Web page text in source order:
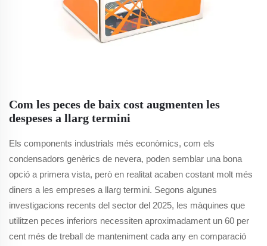
Com les peces de baix cost augmenten les
despeses a llarg termini
Els components industrials més econòmics, com els
condensadors genèrics de nevera, poden semblar una bona
opció a primera vista, però en realitat acaben costant molt més
diners a les empreses a llarg termini. Segons algunes
investigacions recents del sector del 2025, les màquines que
utilitzen peces inferiors necessiten aproximadament un 60 per
cent més de treball de manteniment cada any en comparació